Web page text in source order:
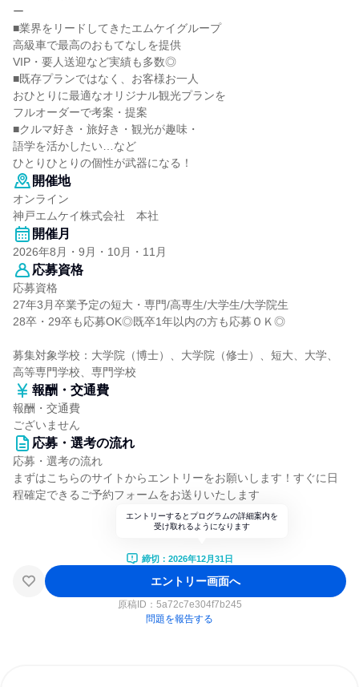
ー
■業界をリードしてきたエムケイグループ
高級車で最高のおもてなしを提供
VIP・要人送迎など実績も多数◎
■既存プランではなく、お客様お一人
おひとりに最適なオリジナル観光プランを
フルオーダーで考案・提案
■クルマ好き・旅好き・観光が趣味・
語学を活かしたい…など
ひとりひとりの個性が武器になる！
開催地
オンライン
神戸エムケイ株式会社 本社
開催月
2026年8月・9月・10月・11月
応募資格
応募資格
27年3月卒業予定の短大・専門/高専生/大学生/大学院生
28卒・29卒も応募OK◎既卒1年以内の方も応募ＯＫ◎
募集対象学校：大学院（博士）、大学院（修士）、短大、大学、
高等専門学校、専門学校
報酬・交通費
報酬・交通費
ございません
応募・選考の流れ
応募・選考の流れ
まずはこちらのサイトからエントリーをお願いします！すぐに日
程確定できるご予約フォームをお送りいたします
エントリーするとプログラムの詳細案内を
受け取れるようになります
締切：2026年12月31日
エントリー画面へ
原稿ID： 5a72c7e304f7b245
問題を報告する